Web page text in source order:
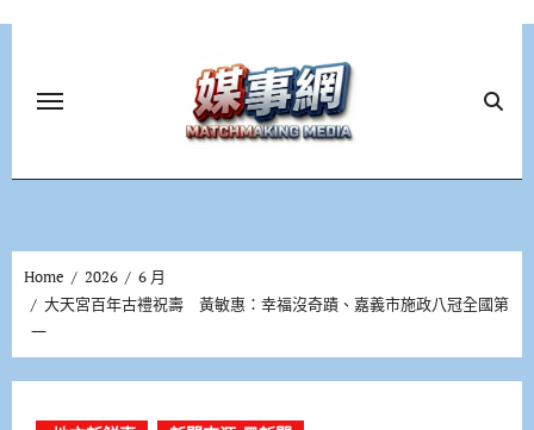
Home 2026
6 月
大天宮百年古禮祝壽 黃敏惠：幸福沒奇蹟、嘉義市施政八冠全國第
一